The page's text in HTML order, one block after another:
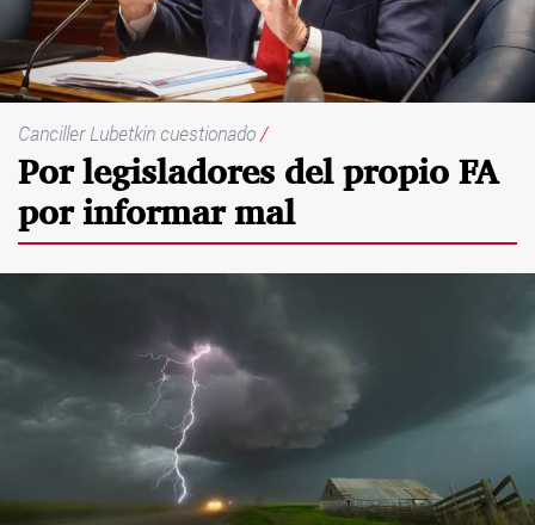
Canciller Lubetkin cuestionado/
Por legisladores del propio FA
por informar mal